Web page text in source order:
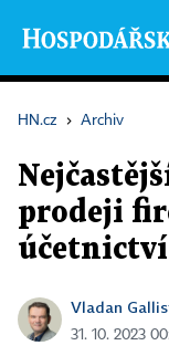
HN.cz › Archiv
prodeji
účetnictví
Vladan
31. 10. 2023